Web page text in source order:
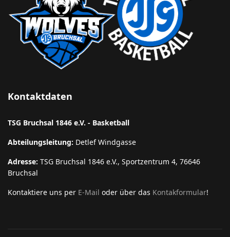
Kontaktdaten
TSG Bruchsal 1846 e.V. - Basketball
Abteilungsleitung: Detlef Windgasse
Adresse: TSG Bruchsal 1846 e.V., Sportzentrum 4, 76646
Bruchsal
Kontaktiere uns per E-Mail oder über das Kontakformular!